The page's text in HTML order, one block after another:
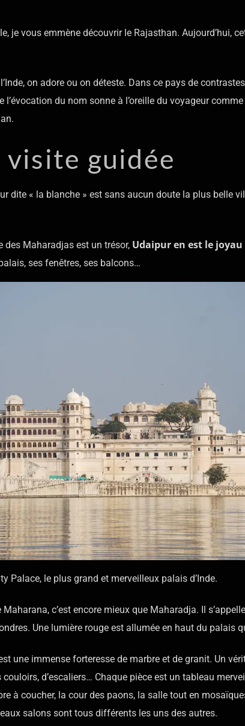
je vous emmène découvrir le Rajasthan. Aujourd’hui,
on adore ou on déteste. Dans ce pays de
du nom sonne à l’oreille du voyageur comme
visite guidée
dite « la blanche » est sans aucun doute la plus belle
Maharadjas est un trésor, Udaipur en est le
ses fenêtres, ses balcons…
Palace, le plus grand et merveilleux palais d’Inde.
c’est encore mieux que Maharadja. Il
Une lumière rouge est allumée en haut du palais
une immense forteresse de marbre et de granit. Un
couloirs, d’escaliers… Chaque pièce est un tableau
à coucher, la cour des paons, la salle tout en
salons sont tous différents les uns des autres.